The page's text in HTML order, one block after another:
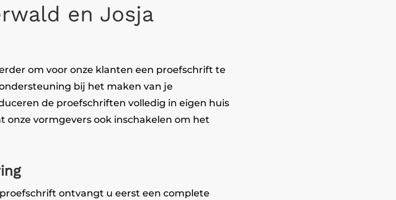
en Josja
om voor onze klanten een proefschrift te
bij het maken van je
de proefschriften volledig in eigen huis
onze vormgevers ook inschakelen om het
ontvangt u eerst een complete